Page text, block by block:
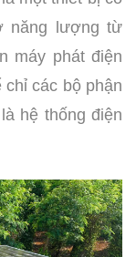
năng lượng từ
máy phát điện
các bộ phận
hệ thống điện